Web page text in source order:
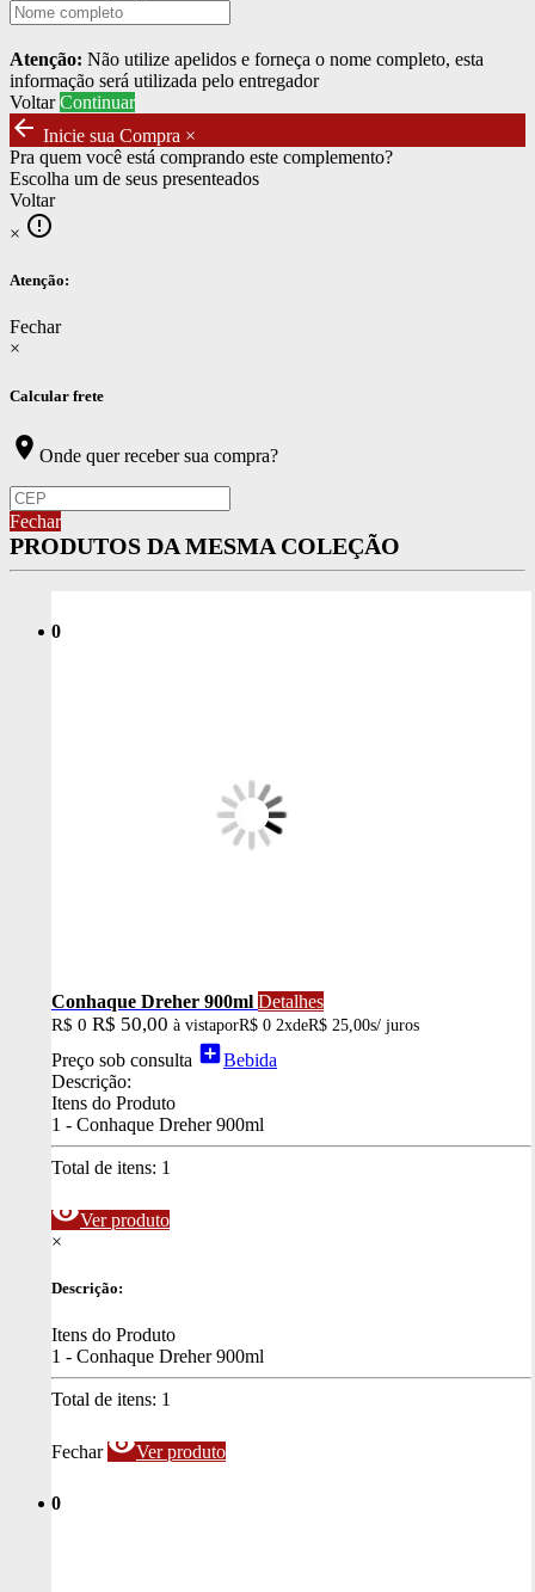
Atenção: Não utilize apelidos e forneça o nome completo, esta
informação será utilizada pelo entregador
Voltar Continuar
arrow_back Inicie sua Compra ×
Pra quem você está comprando este complemento?
Escolha um de seus presenteados
Voltar
× error_outline
Atenção:
Fechar
×
Calcular frete
location_on Onde quer receber sua compra?
Fechar
PRODUTOS DA MESMA COLEÇÃO
0
Conhaque Dreher 900ml Detalhes
R$ 0 R$ 50,00 à vistaporR$ 0 2xdeR$ 25,00s/ juros
Preço sob consulta add_boxBebida
Descrição:
Itens do Produto
1 - Conhaque Dreher 900ml
Total de itens: 1
visibilityVer produto
×
Descrição:
Itens do Produto
1 - Conhaque Dreher 900ml
Total de itens: 1
Fechar visibilityVer produto
0